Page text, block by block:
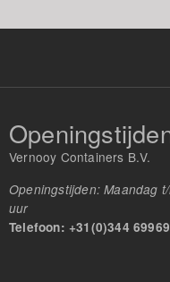
Vernooy Containers B.V.
Openingstijden: Maandag
uur
Telefoon: +31(0)344